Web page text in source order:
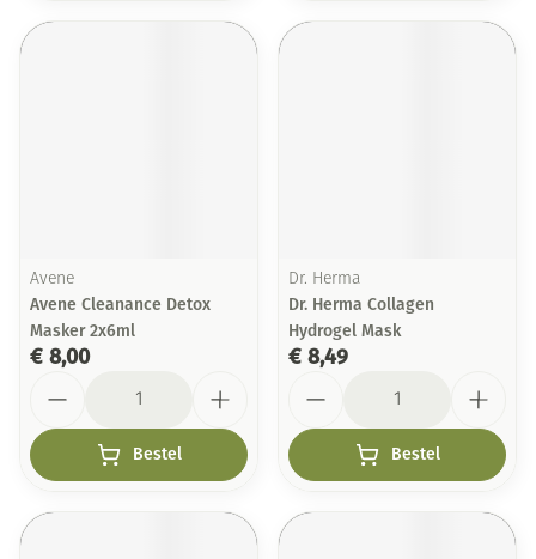
Avene
Avene Cleanance Detox
Masker 2x6ml
€ 8,00
Bestel
Dr. Herma
Dr. Herma Collagen
Hydrogel Mask
€ 8,49
Bestel